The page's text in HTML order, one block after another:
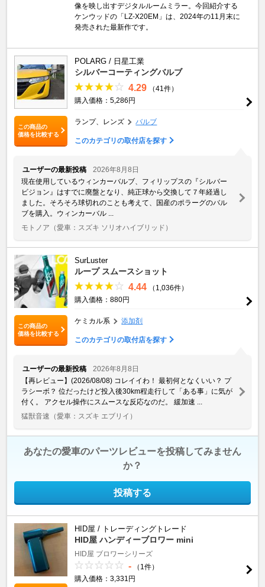
像を映し出すデジタルルームミラー。今回紹介する
ケンウッドの「LZ-X20EM」は、2024年の11月末に
発売された最新作です。
この商品の
価格を比較する
POLARG / 日星工業
シルバーコーティングバルブ
4.29
（41件）
購入価格：5,286円
ランプ、レンズ バルブ
このカテゴリの取付店を探す
ユーザーの最新投稿
2026年8月8日
現在使用しているウィンカーバルブ、フィリップスの『シルバー
ビジョン』はすでに廃盤となり、純正球から交換して７年経過し
ました。そろそろ球切れのことも考えて、国産のポラーグのバル
ブを購入。ウィンカーバル ...
モトノア （愛車：スズキ ソリオハイブリッド）
この商品の
価格を比較する
SurLuster
ループ スムースショット
4.44
（1,036件）
購入価格：880円
ケミカル系 添加剤
このカテゴリの取付店を探す
ユーザーの最新投稿
2026年8月8日
【再レビュー】(2026/08/08) コレイイわ！ 最初何となくいい？ プ
ラシーボ？ 位だったけど投入後30km程走行して「ある事」に気が
付く。 アクセル操作にスムースな反応なのだ。 緩加速 ...
猛獣音速 （愛車：スズキ エブリイ）
あなたの愛車のパーツレビューを投稿してみません
か？
投稿する
HID屋 / トレーディングトレード
HID屋 ハンディーブロワー mini
HID屋 ブロワーシリーズ
-
（1件）
購入価格：3,331円